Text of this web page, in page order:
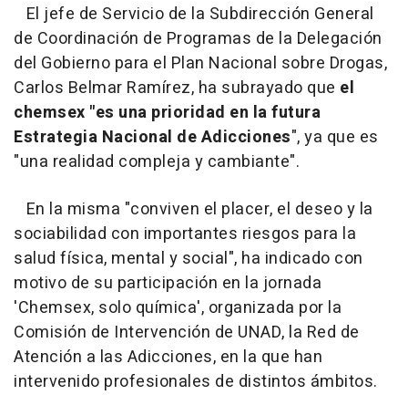
El jefe de Servicio de la Subdirección General
de Coordinación de Programas de la Delegación
del Gobierno para el Plan Nacional sobre Drogas,
Carlos Belmar Ramírez, ha subrayado que el
chemsex "es una prioridad en la futura
Estrategia Nacional de Adicciones", ya que es
"una realidad compleja y cambiante".
En la misma "conviven el placer, el deseo y la
sociabilidad con importantes riesgos para la
salud física, mental y social", ha indicado con
motivo de su participación en la jornada
'Chemsex, solo química', organizada por la
Comisión de Intervención de UNAD, la Red de
Atención a las Adicciones, en la que han
intervenido profesionales de distintos ámbitos.